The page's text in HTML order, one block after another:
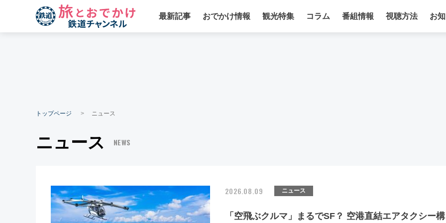
最新記事 おでかけ情報 観光特集 コラム 番組情報 視聴方法 お
トップページ ニュース
ニュース NEWS
2026.08.09 ニュース
「空飛ぶクルマ」まるでSF？ 空港直結エアタクシー構